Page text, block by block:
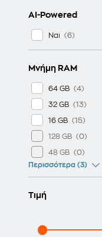
AI-Powered
Ναι
Μνήμη RAM
64 GB
32 GB
16 GB
128 GB
48 GB
Περισσότερα (3)
Τιμή